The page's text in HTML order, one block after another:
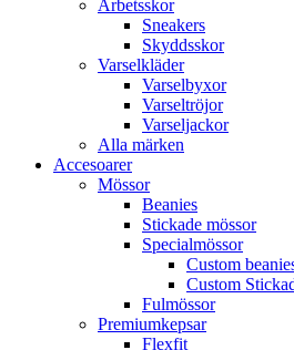
Arbetsskor
Sneakers
Skyddsskor
Varselkläder
Varselbyxor
Varseltröjor
Varseljackor
Alla märken
Accesoarer
Mössor
Beanies
Stickade mössor
Specialmössor
Custom
Custom
Fulmössor
Premiumkepsar
Flexfit